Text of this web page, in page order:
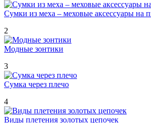
Сумки из меха – меховые аксессуары на
2
Модные зонтики
3
Сумка через плечо
4
Виды плетения золотых цепочек